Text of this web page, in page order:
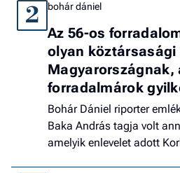
2 bohár dániel
Az 56-os
olyan köztársasági
Magyarországnak,
forradalmárok
Bohár Dániel riporter
Baka András tagja volt
amelyik enlevelet adott